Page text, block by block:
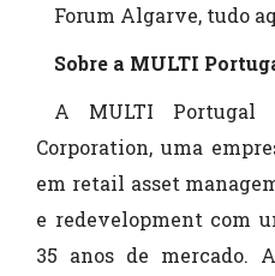
Forum Algarve, tudo
Sobre a MULTI
A MULTI
Corporation, uma
em retail asset
e redevelopment com
35 anos de mercado.